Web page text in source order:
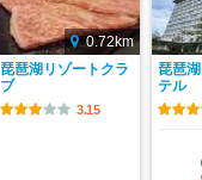
0.72km
琵琶湖リゾートクラ
ブ
3.15
琵琶
テル